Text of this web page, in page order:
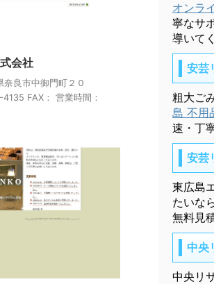
会社
良市中御門町２０
FAX： 営業時間：
オンラ
寧なサ
導いて
安芸
粗大ご
島 不用
速・丁
安芸
東広島
たいな
無料見
中央
中央リ